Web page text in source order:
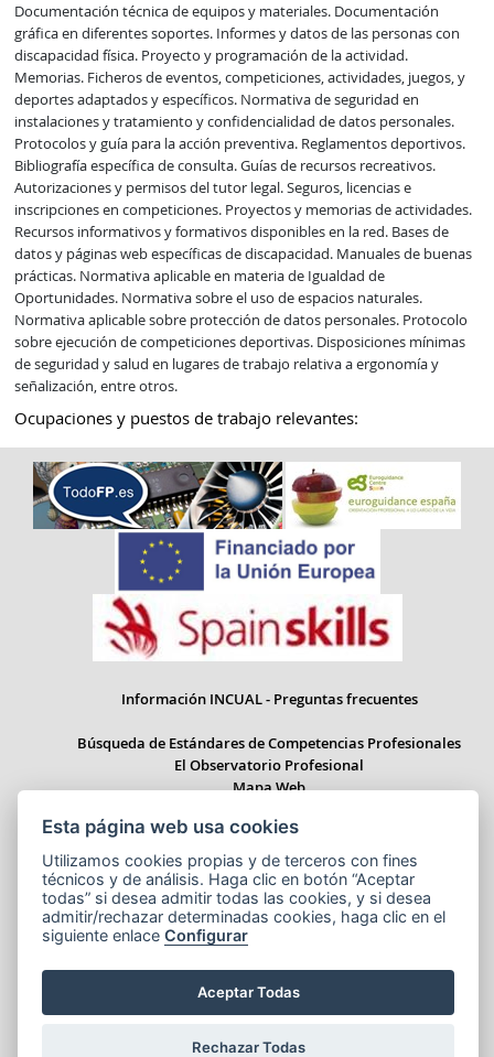
Documentación técnica de equipos y materiales. Documentación
gráfica en diferentes soportes. Informes y datos de las personas con
discapacidad física. Proyecto y programación de la actividad.
Memorias. Ficheros de eventos, competiciones, actividades, juegos, y
deportes adaptados y específicos. Normativa de seguridad en
instalaciones y tratamiento y confidencialidad de datos personales.
Protocolos y guía para la acción preventiva. Reglamentos deportivos.
Bibliografía específica de consulta. Guías de recursos recreativos.
Autorizaciones y permisos del tutor legal. Seguros, licencias e
inscripciones en competiciones. Proyectos y memorias de actividades.
Recursos informativos y formativos disponibles en la red. Bases de
datos y páginas web específicas de discapacidad. Manuales de buenas
prácticas. Normativa aplicable en materia de Igualdad de
Oportunidades. Normativa sobre el uso de espacios naturales.
Normativa aplicable sobre protección de datos personales. Protocolo
sobre ejecución de competiciones deportivas. Disposiciones mínimas
de seguridad y salud en lugares de trabajo relativa a ergonomía y
señalización, entre otros.
Ocupaciones y puestos de trabajo relevantes:
Información INCUAL - Preguntas frecuentes
Búsqueda de Estándares de Competencias Profesionales
El Observatorio Profesional
Mapa Web
Paseo del Prado 28, 1ª Planta - 28014 Madrid
Correo electrónico: informacion.incual@educacion.gob.es
Accesibilidad
Esta página web usa cookies
Utilizamos cookies propias y de terceros con fines
técnicos y de análisis. Haga clic en botón “Aceptar
todas” si desea admitir todas las cookies, y si desea
admitir/rechazar determinadas cookies, haga clic en el
siguiente enlaceConfigurar
Aceptar Todas
Rechazar Todas